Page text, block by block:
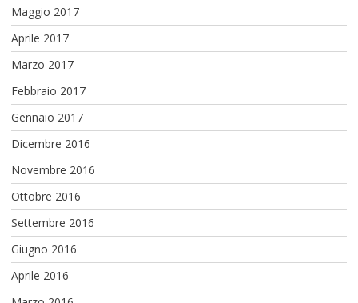
Maggio 2017
Aprile 2017
Marzo 2017
Febbraio 2017
Gennaio 2017
Dicembre 2016
Novembre 2016
Ottobre 2016
Settembre 2016
Giugno 2016
Aprile 2016